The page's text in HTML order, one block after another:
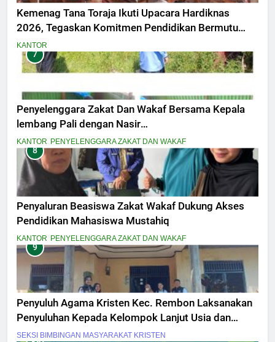
Kemenag Tana Toraja Ikuti Upacara Hardiknas
2026, Tegaskan Komitmen Pendidikan Bermutu
untuk Semua
KANTOR
7
Penyelenggara Zakat Dan Wakaf Bersama Kepala
lembang Pali dengan Nasir
MelaksanakanPeninjauan Lokasi Tanah Wakaf
Masjid Amal Bakti Pali Dalam penyesuaian titik
Lokasi secara fisik
KANTOR PENYELENGGARA ZAKAT DAN WAKAF
8
Penyaluran Beasiswa Zakat Wakaf Dukung Akses
Pendidikan Mahasiswa Mustahiq
KANTOR PENYELENGGARA ZAKAT DAN WAKAF
9
Penyuluh Agama Kristen Kec. Rembon Laksanakan
Penyuluhan Kepada Kelompok Lanjut Usia dan
Penyandang Disabilitas
SEKSI BIMBINGAN MASYARAKAT KRISTEN